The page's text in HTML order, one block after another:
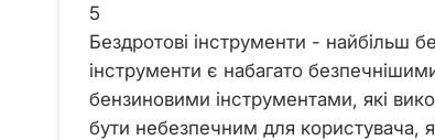
5
Бездротові інструменти - найбільш
інструменти є набагато
бензиновими інструментами, які
бути небезпечним для